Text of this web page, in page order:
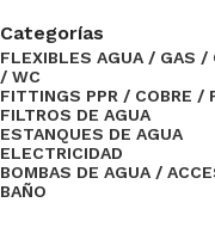
Categorías
FLEXIBLES AGUA / GAS /
/ WC
FITTINGS PPR / COBRE /
FILTROS DE AGUA
ESTANQUES DE AGUA
ELECTRICIDAD
BOMBAS DE AGUA /
BAÑO